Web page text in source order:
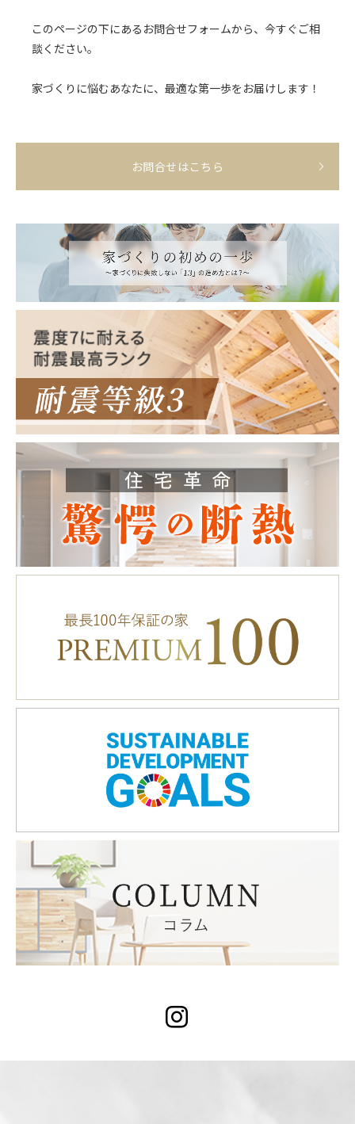
このページの下にあるお問合せフォームから、今すぐご相
談ください。
家づくりに悩むあなたに、最適な第一歩をお届けします！
お問合せはこちら